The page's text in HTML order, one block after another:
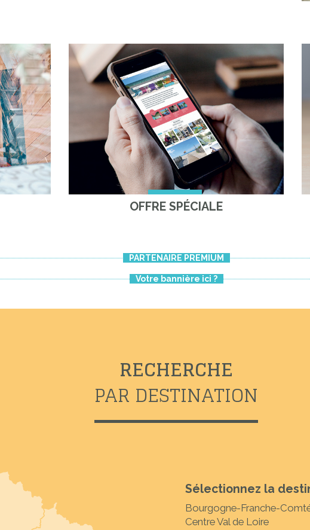
OFFRE SPÉCIALE
PARTENAIRE PREMIUM
Votre bannière ici ?
RECHERCHE
PAR DESTINATION
Sélectionnez la
Bourgogne-Franche-
Centre Val de Loire